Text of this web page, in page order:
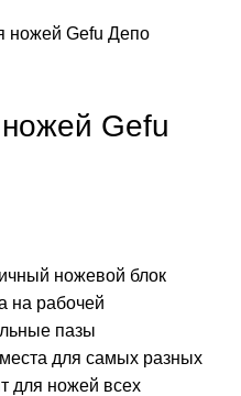
ножей Gefu Депо
Gefu
ножевой блок
на рабочей
пазы
для самых разных
для ножей всех